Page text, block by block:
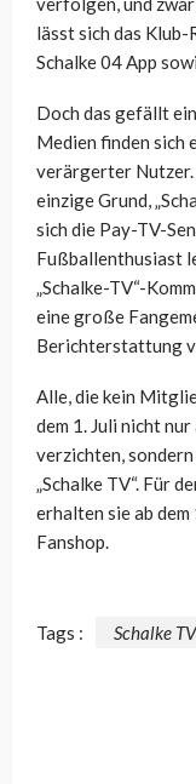
lässt sich das Klub-
Schalke 04 App
Doch das gefällt
Medien finden sich
verärgerter Nutzer.
einzige Grund,
sich die Pay-TV-
Fußballenthusiast
„Schalke-TV“-
eine große
Berichterstattung
Alle, die kein
dem 1. Juli nicht
verzichten,
„Schalke TV“. Für
erhalten sie ab
Fanshop.
Tags : Schalke TV